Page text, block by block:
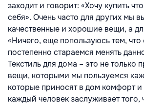
заходит и говорит: «Хочу купить
себя». Очень часто для других мы
качественные и хорошие вещи, а
«Ничего, еще попользуюсь тем, что
постепенно стараемся менять
Текстиль для дома – это не только
вещи, которыми мы пользуемся
которые приносят в дом комфорт и
каждый человек заслуживает того,